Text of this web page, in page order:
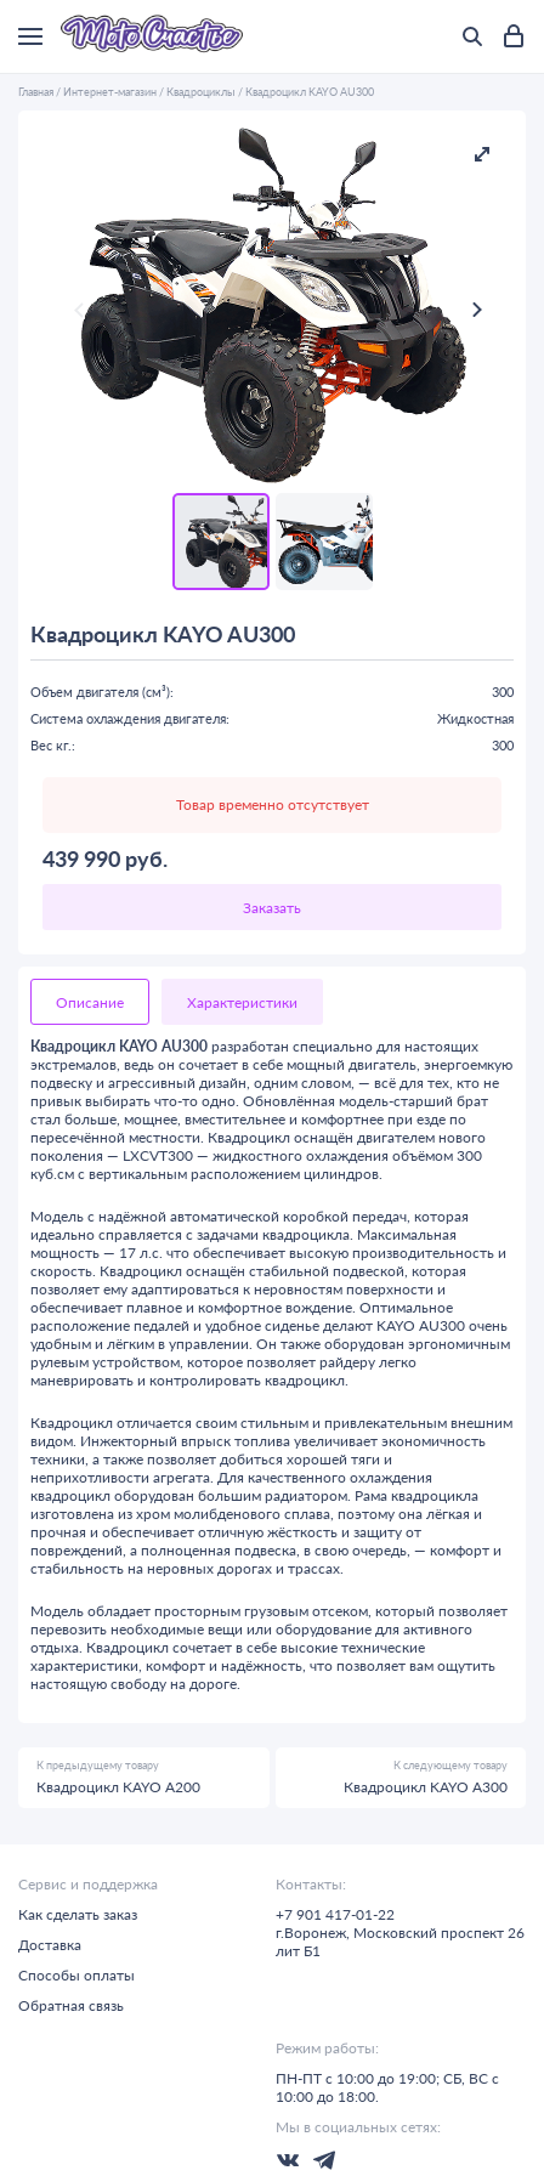
Главная / Интернет-магазин / Квадроциклы / Квадроцикл KAYO AU300
Квадроцикл KAYO AU300
Объем двигателя (см³):
300
Система охлаждения двигателя:
Жидкостная
Вес кг.:
300
Товар временно отсутствует
439 990 руб.
Описание Характеристики
Квадроцикл KAYO AU300 разработан специально для настоящих
экстремалов, ведь он сочетает в себе мощный двигатель, энергоемкую
подвеску и агрессивный дизайн, одним словом, — всё для тех, кто не
привык выбирать что-то одно. Обновлённая модель-старший брат
стал больше, мощнее, вместительнее и комфортнее при езде по
пересечённой местности. Квадроцикл оснащён двигателем нового
поколения — LXCVT300 — жидкостного охлаждения объёмом 300
куб.см с вертикальным расположением цилиндров.
Модель с надёжной автоматической коробкой передач, которая
идеально справляется с задачами квадроцикла. Максимальная
мощность — 17 л.с. что обеспечивает высокую производительность и
скорость. Квадроцикл оснащён стабильной подвеской, которая
позволяет ему адаптироваться к неровностям поверхности и
обеспечивает плавное и комфортное вождение. Оптимальное
расположение педалей и удобное сиденье делают KAYO AU300 очень
удобным и лёгким в управлении. Он также оборудован эргономичным
рулевым устройством, которое позволяет райдеру легко
маневрировать и контролировать квадроцикл.
Квадроцикл отличается своим стильным и привлекательным внешним
видом. Инжекторный впрыск топлива увеличивает экономичность
техники, а также позволяет добиться хорошей тяги и
неприхотливости агрегата. Для качественного охлаждения
квадроцикл оборудован большим радиатором. Рама квадроцикла
изготовлена из хром молибденового сплава, поэтому она лёгкая и
прочная и обеспечивает отличную жёсткость и защиту от
повреждений, а полноценная подвеска, в свою очередь, — комфорт и
стабильность на неровных дорогах и трассах.
Модель обладает просторным грузовым отсеком, который позволяет
перевозить необходимые вещи или оборудование для активного
отдыха. Квадроцикл сочетает в себе высокие технические
характеристики, комфорт и надёжность, что позволяет вам ощутить
настоящую свободу на дороге.
К предыдущему товару
Квадроцикл KAYO A200
К следующему товару
Квадроцикл KAYO A300
Сервис и поддержка
Как сделать заказ
Доставка
Способы оплаты
Обратная связь
Контакты:
+7 901 417-01-22
г.Воронеж, Московский проспект 26
лит Б1
Режим работы:
ПН-ПТ с 10:00 до 19:00; СБ, ВС с
10:00 до 18:00.
Мы в социальных сетях: